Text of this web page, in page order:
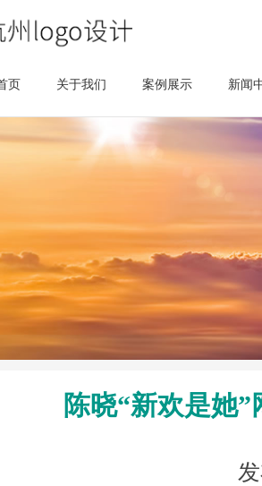
页 关于我们 案例展示 新闻
陈晓“新欢是她